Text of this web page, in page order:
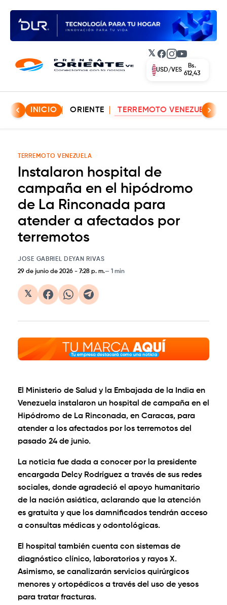
𝕏 Facebook
Instagram
YouTube
USD/VES
Bs.
612,43
INICIO ORIENTE TERREMOTO VENEZUELA
TERREMOTO VENEZUELA
Instalaron hospital de
campaña en el hipódromo
de La Rinconada para
atender a afectados por
terremotos
JOSE GABRIEL DEYAN RIVAS
29 de junio de 2026 - 7:28 p. m. 1 min
𝕏
El Ministerio de Salud y la Embajada de la India en
Venezuela instalaron un hospital de campaña en el
Hipódromo de La Rinconada, en Caracas, para
atender a los afectados por los terremotos del
pasado 24 de junio.
La noticia fue dada a conocer por la presidente
encargada Delcy Rodríguez a través de sus redes
sociales, donde agradeció el apoyo humanitario
de la nación asiática, aclarando que la atención
es gratuita y que los damnificados tendrán acceso
a consultas médicas y odontológicas.
El hospital también cuenta con sistemas de
diagnóstico clínico, laboratorios y rayos X.
Asimismo, se canalizarán servicios quirúrgicos
menores y ortopédicos a través del uso de yesos
para tratar fracturas.